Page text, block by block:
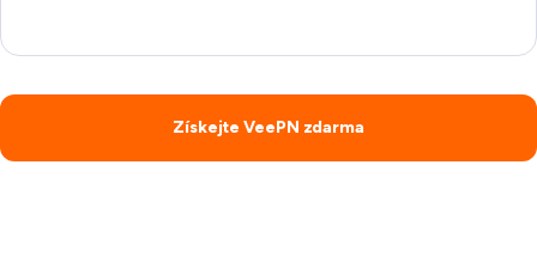
Získejte VeePN zdarma